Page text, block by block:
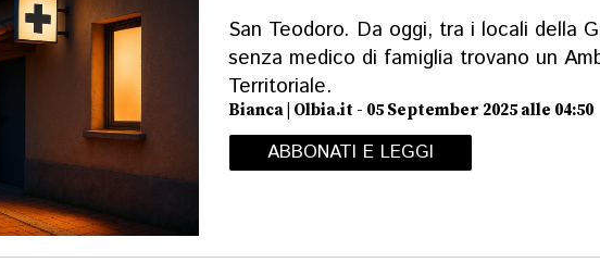
San Teodoro. Da oggi, tra i locali della
senza medico di famiglia trovano un
Territoriale.
Bianca | Olbia.it - 05 September 2025 alle 04:50
ABBONATI E LEGGI